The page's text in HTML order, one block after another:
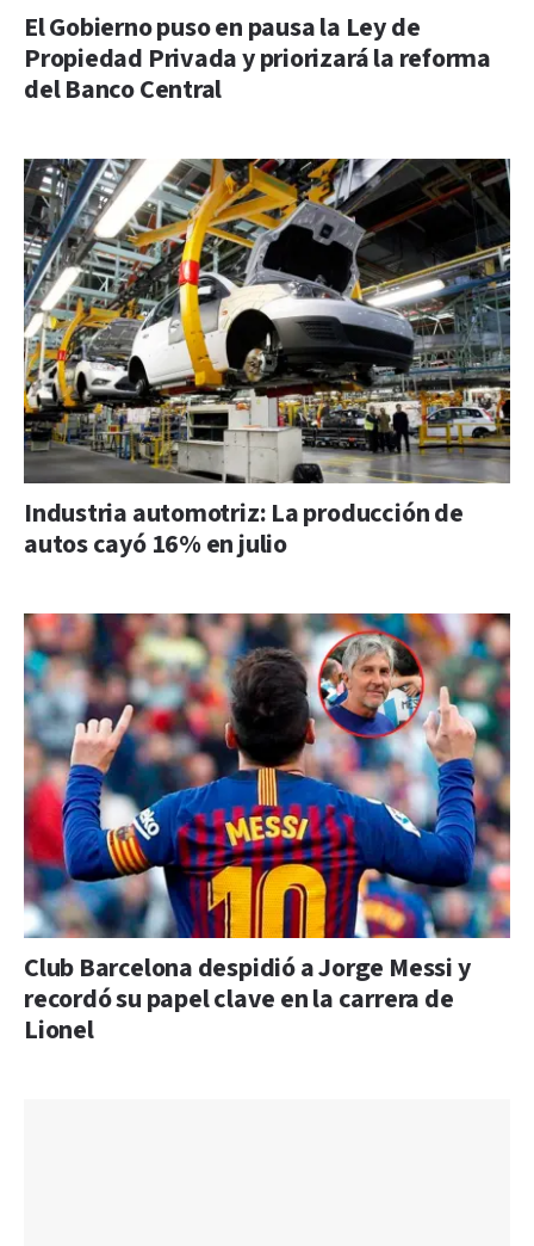
El Gobierno puso en pausa la Ley de
Propiedad Privada y priorizará la reforma
del Banco Central
Industria automotriz: La producción de
autos cayó 16% en julio
Club Barcelona despidió a Jorge Messi y
recordó su papel clave en la carrera de
Lionel